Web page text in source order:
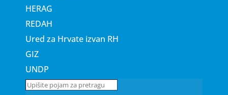
HERAG
REDAH
Ured za Hrvate izvan RH
GIZ
UNDP